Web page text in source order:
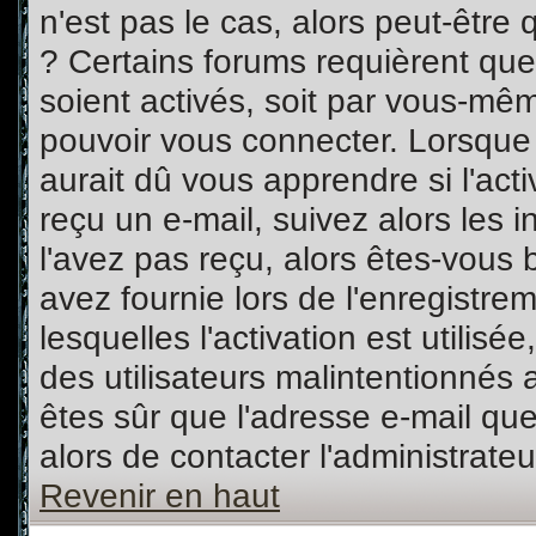
n'est pas le cas, alors peut-être
? Certains forums requièrent
soient activés, soit par vous-
pouvoir vous connecter.
aurait dû vous apprendre si
reçu un e-mail, suivez alors les
l'avez pas reçu, alors êtes-vous
avez fournie lors de
lesquelles l'activation est
des utilisateurs malintentionnés
êtes sûr que l'adresse e-mail
alors de contacter
Revenir en haut